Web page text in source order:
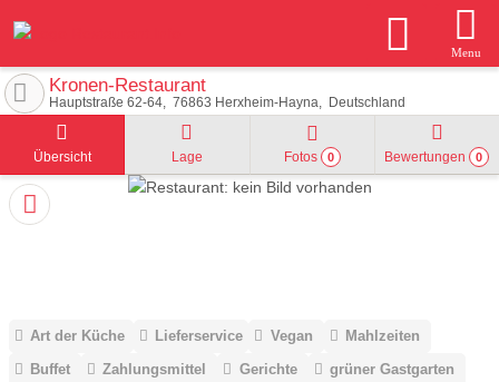
Menu
Kronen-Restaurant
Hauptstraße 62-64 76863 Herxheim-Hayna Deutschland
Übersicht Lage Fotos 0 Bewertungen 0
Art der Küche Lieferservice Vegan
Mahlzeiten
Buffet
Zahlungsmittel Gerichte
grüner Gastgarten